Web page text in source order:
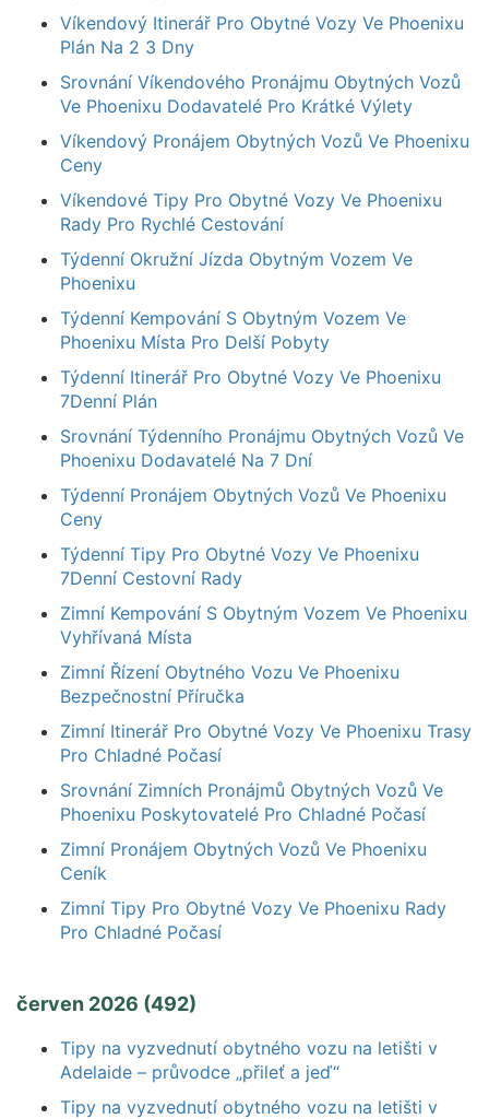
Víkendový Itinerář Pro Obytné Vozy Ve Phoenixu
Plán Na 2 3 Dny
Srovnání Víkendového Pronájmu Obytných Vozů
Ve Phoenixu Dodavatelé Pro Krátké Výlety
Víkendový Pronájem Obytných Vozů Ve Phoenixu
Ceny
Víkendové Tipy Pro Obytné Vozy Ve Phoenixu
Rady Pro Rychlé Cestování
Týdenní Okružní Jízda Obytným Vozem Ve
Phoenixu
Týdenní Kempování S Obytným Vozem Ve
Phoenixu Místa Pro Delší Pobyty
Týdenní Itinerář Pro Obytné Vozy Ve Phoenixu
7Denní Plán
Srovnání Týdenního Pronájmu Obytných Vozů Ve
Phoenixu Dodavatelé Na 7 Dní
Týdenní Pronájem Obytných Vozů Ve Phoenixu
Ceny
Týdenní Tipy Pro Obytné Vozy Ve Phoenixu
7Denní Cestovní Rady
Zimní Kempování S Obytným Vozem Ve Phoenixu
Vyhřívaná Místa
Zimní Řízení Obytného Vozu Ve Phoenixu
Bezpečnostní Příručka
Zimní Itinerář Pro Obytné Vozy Ve Phoenixu Trasy
Pro Chladné Počasí
Srovnání Zimních Pronájmů Obytných Vozů Ve
Phoenixu Poskytovatelé Pro Chladné Počasí
Zimní Pronájem Obytných Vozů Ve Phoenixu
Ceník
Zimní Tipy Pro Obytné Vozy Ve Phoenixu Rady
Pro Chladné Počasí
červen 2026 (492)
Tipy na vyzvednutí obytného vozu na letišti v
Adelaide – průvodce „přileť a jeď“
Tipy na vyzvednutí obytného vozu na letišti v